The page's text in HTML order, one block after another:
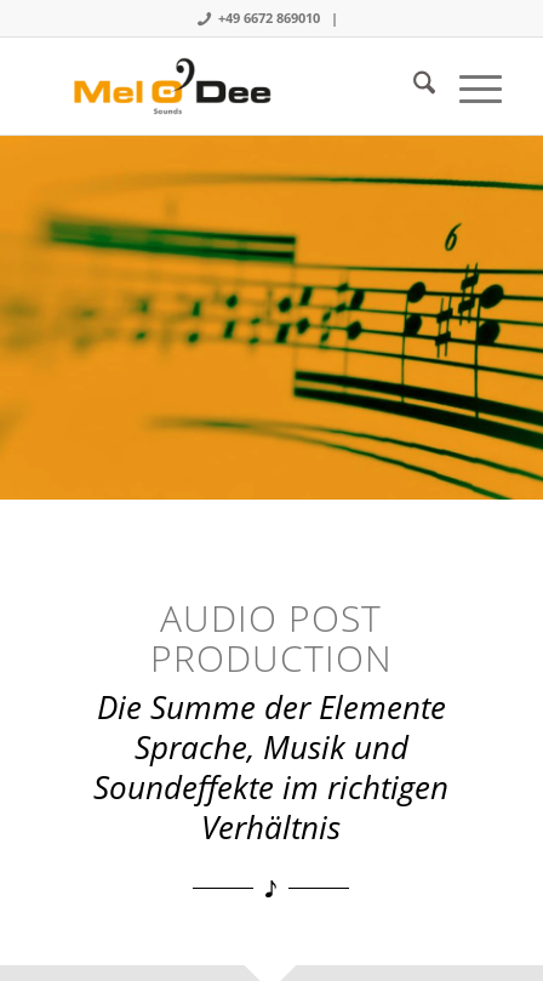
+49 6672 869010 |
AUDIO POST
PRODUCTION
Die Summe der Elemente
Sprache, Musik und
Soundeffekte im richtigen
Verhältnis